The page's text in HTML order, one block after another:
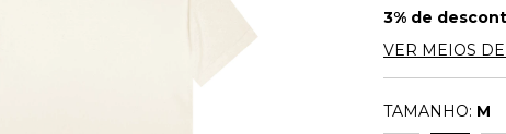
3% de
VER MEIOS
TAMANHO: M